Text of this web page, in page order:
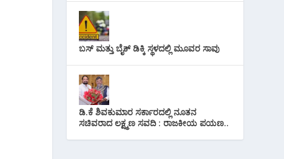
ಬಸ್ ಮತ್ತು ಬೈಕ್ ಡಿಕ್ಕಿ ಸ್ಥಳದಲ್ಲಿ ಮೂವರ ಸಾವು
ಡಿ.ಕೆ ಶಿವಕುಮಾರ ಸರ್ಕಾರದಲ್ಲಿ ನೂತನ
ಸಚಿವರಾದ ಲಕ್ಷ್ಮಣ ಸವದಿ : ರಾಜಕೀಯ ಪಯಣ..